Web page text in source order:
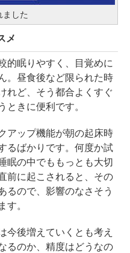
ました
メ
的眠りやすく、目覚めに
。昼食後など限られた時
れど、そう都合よくすぐ
ときに便利です。
アップ機能が朝の起床時
るばかりです。何度か試
眠の中でももっとも大切
前に起こされると、その
るので、影響のなさそう
す。
後増えていくとも考え
るのか、精度はどうなの